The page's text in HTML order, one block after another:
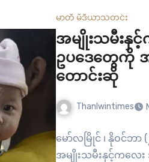
မာတီ မီဒီယာသတင်း
အမျိုးသမီးနှ
ဥပဒေတွေကို
တောင်းဆို
Thanlwintimes
မော်လမြိုင် ၊ နိုဝင်
အမျိုးသမီးနှင့်ကလေ